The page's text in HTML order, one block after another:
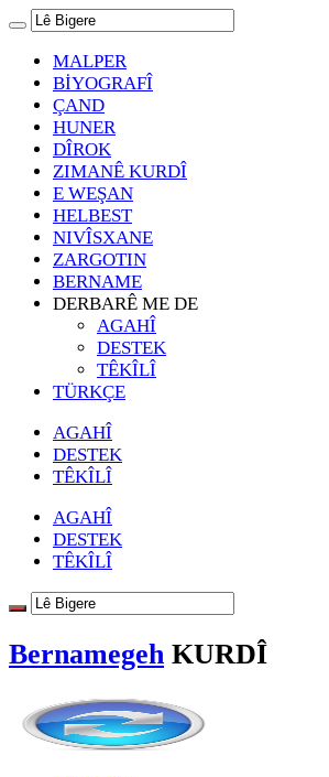
MALPER
BİYOGRAFÎ
ÇAND
HUNER
DÎROK
ZIMANÊ KURDÎ
E WEŞAN
HELBEST
NIVÎSXANE
ZARGOTIN
BERNAME
DERBARÊ ME DE
AGAHÎ
DESTEK
TÊKÎLÎ
TÜRKÇE
AGAHÎ
DESTEK
TÊKÎLÎ
AGAHÎ
DESTEK
TÊKÎLÎ
Bernamegeh KURDÎ